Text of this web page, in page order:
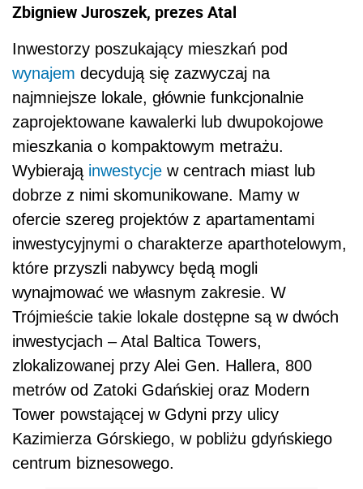
Zbigniew Juroszek, prezes Atal
Inwestorzy poszukający mieszkań pod
wynajem decydują się zazwyczaj na
najmniejsze lokale, głównie funkcjonalnie
zaprojektowane kawalerki lub dwupokojowe
mieszkania o kompaktowym metrażu.
Wybierają inwestycje w centrach miast lub
dobrze z nimi skomunikowane. Mamy w
ofercie szereg projektów z apartamentami
inwestycyjnymi o charakterze aparthotelowym,
które przyszli nabywcy będą mogli
wynajmować we własnym zakresie. W
Trójmieście takie lokale dostępne są w dwóch
inwestycjach – Atal Baltica Towers,
zlokalizowanej przy Alei Gen. Hallera, 800
metrów od Zatoki Gdańskiej oraz Modern
Tower powstającej w Gdyni przy ulicy
Kazimierza Górskiego, w pobliżu gdyńskiego
centrum biznesowego.